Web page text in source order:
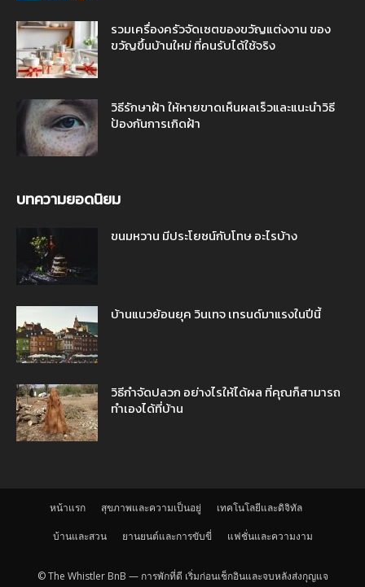
รวมเครื่องครัวจัดเซตของขวัญแต่งงาน ของ
ขวัญขึ้นบ้านใหม่ ที่คนรับได้ใช้จริง
วิธีรักษาฝ้า ให้หายขาดเห็นผลเร็วและแนะนำวิธี
ป้องกันการเกิดฝ้า
บทความยอดนิยม
ขนมหวาน มีประโยชน์กับโทษ อะไรบ้าง
บ้านแนวย้อนยุค วินเทจ เทรนด์มาแรงในปีนี้
วิธีกำจัดปลวก อย่างไรให้ได้ผล ที่คุณก็สามารถ
ทำเองได้ที่บ้าน
หน้าแรก สุขภาพและความเป็นอยู่ เทคโนโลยีและดิจิทัล
บ้านและสวน ยานยนต์และการขับขี่ แฟชั่นและความงาม
© The Whistler BnB — การพักที่ดี เริ่มก่อนเช็กอินและจบหลังส่งกุญแจ